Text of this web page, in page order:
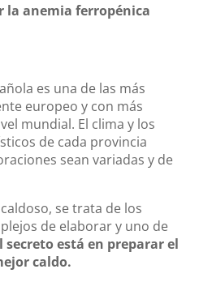
la anemia ferropénica
es una de las más
europeo y con más
mundial. El clima y los
de cada provincia
sean variadas y de
se trata de los
de elaborar y uno de
secreto está en preparar el
caldo.